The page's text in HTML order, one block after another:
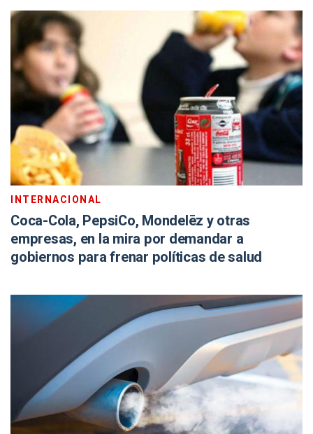
INTERNACIONAL
Coca-Cola, PepsiCo, Mondelēz y otras
empresas, en la mira por demandar a
gobiernos para frenar políticas de salud